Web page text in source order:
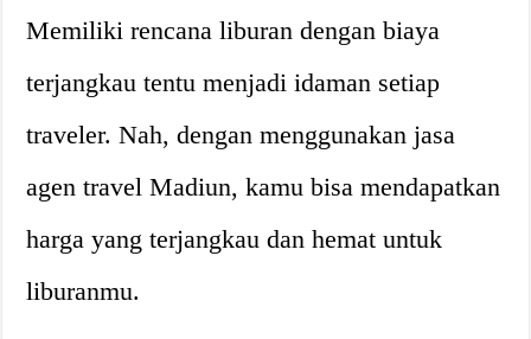
Memiliki rencana liburan dengan biaya
terjangkau tentu menjadi idaman setiap
traveler. Nah, dengan menggunakan jasa
agen travel Madiun, kamu bisa mendapatkan
harga yang terjangkau dan hemat untuk
liburanmu.